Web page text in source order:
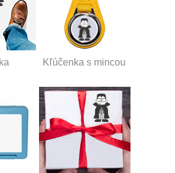
Kľúčenka s mincou